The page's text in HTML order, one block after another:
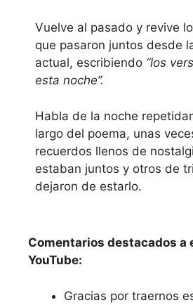
Vuelve al pasado y revive
que pasaron juntos desde
actual, escribiendo “los
esta noche”.
Habla de la noche
largo del poema, unas
recuerdos llenos de
estaban juntos y otros de
dejaron de estarlo.
Comentarios destacados a
YouTube:
Gracias por traernos